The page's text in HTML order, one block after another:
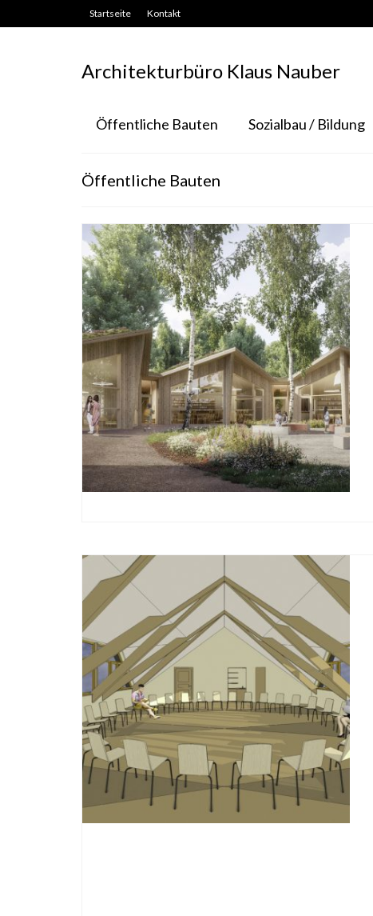
Startseite Kontakt
Architekturbüro Klaus Nauber
Öffentliche Bauten Sozialbau / Bildung
Öffentliche Bauten